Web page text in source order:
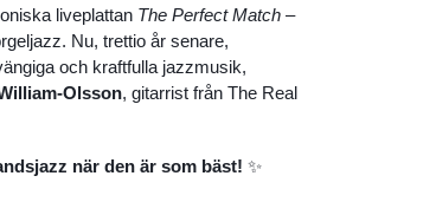
liveplattan The Perfect Match–
Nu, trettio år senare,
och kraftfulla jazzmusik,
Olsson, gitarrist från The Real
när den är som bäst! ✨